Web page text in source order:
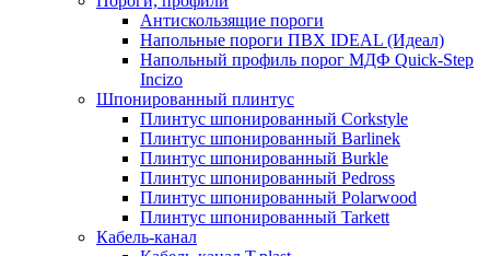
Антискользящие пороги
Напольные пороги ПВХ IDEAL (Идеал)
Напольный профиль порог МДФ Quick-Step
Incizo
Шпонированный плинтус
Плинтус шпонированный Corkstyle
Плинтус шпонированный Barlinek
Плинтус шпонированный Burkle
Плинтус шпонированный Pedross
Плинтус шпонированный Polarwood
Плинтус шпонированный Tarkett
Кабель-канал